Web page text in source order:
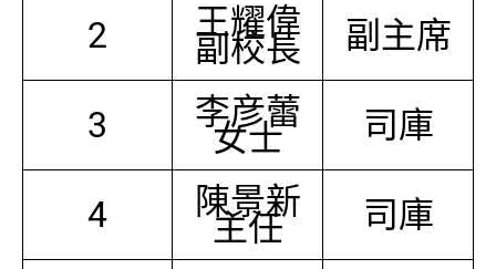
2 王耀偉
副校長 副主席
3 李彦蕾
女士 司庫
4 陳景新
主任 司庫